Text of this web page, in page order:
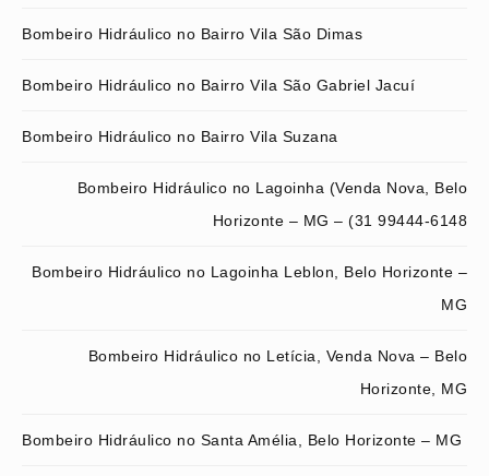
Bombeiro Hidráulico no Bairro Vila São Dimas
Bombeiro Hidráulico no Bairro Vila São Gabriel Jacuí
Bombeiro Hidráulico no Bairro Vila Suzana
Bombeiro Hidráulico no Lagoinha (Venda Nova, Belo
Horizonte – MG – (31 99444-6148
Bombeiro Hidráulico no Lagoinha Leblon, Belo Horizonte –
MG
Bombeiro Hidráulico no Letícia, Venda Nova – Belo
Horizonte, MG
Bombeiro Hidráulico no Santa Amélia, Belo Horizonte – MG